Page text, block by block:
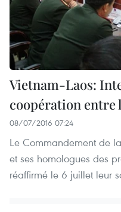
Vietnam-Laos:
coopération
08/07/2016 07:24
Le Commandement de
et ses homologues des
réaffirmé le 6 juillet leur